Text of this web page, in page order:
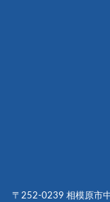
〒252-0239 相模原市